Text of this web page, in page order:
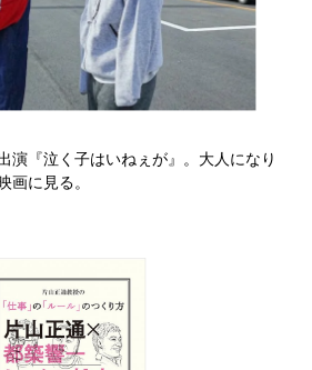
演『泣く子はいねぇが』。大人になり
画に見る。